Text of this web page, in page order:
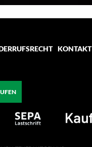
KONTAKT